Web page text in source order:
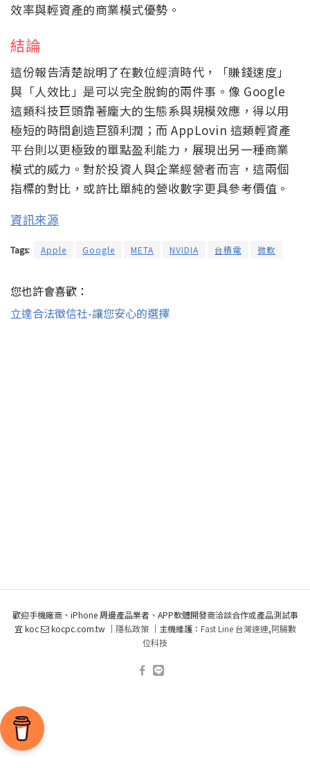
效率與輕資產的商業模式優勢。
結論
這份報告清楚說明了在數位經濟時代，「賺錢速度」
與「人效比」是可以完全脫鉤的兩件事。像 Google
這類科技巨頭靠著龐大的生態系與規模效應，得以用
極短的時間創造巨額利潤；而 AppLovin 這類輕資產
平台則以更極致的單點盈利能力，展現出另一種商業
模式的威力。對於投資人與企業經營者而言，這兩個
指標的對比，或許比單純的營收數字更具參考價值。
資訊來源
Tags: Apple Google META NVIDIA 台積電 微軟
您也許會喜歡：
立達合法徵信社-讓您安心的選擇
歡迎手機廠商、iPhone 周邊產品業者、APP軟體開發商洽談合作或產品測試事
宜 koc
kocpc.com.tw ｜ 隱私政策｜主機維護： Fast Line 台灣速連,阿腸數
位科技